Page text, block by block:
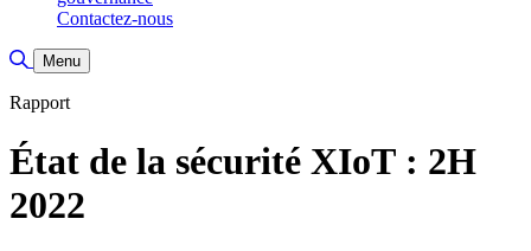
Contactez-nous
Basculer la recherche
Menu
Rapport
État de la sécurité XIoT : 2H
2022